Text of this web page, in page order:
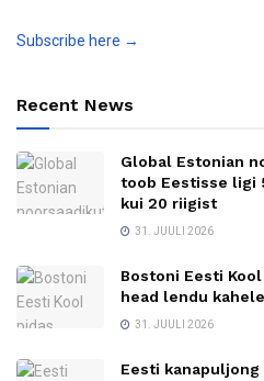
Subscribe here →
Recent News
Global Estonian
toob Eestisse ligi
kui 20 riigist
31. JUULI 2026
Bostoni Eesti
head lendu
31. JUULI 2026
Eesti